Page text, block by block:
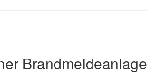
Brandmeldeanlage